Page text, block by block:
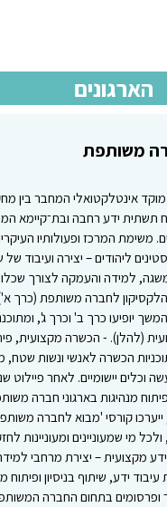
הארגונים
משותפת
אינטלקטואלי המחבר בין
תשתית ידע רחבה ובת־קיימא
משימת המרכז ופעולותיו
ליהודים – יצירה ועיבוד
למידה והעמקה לצורך
יופיעו כרך ב' וכרך ג',
(להלן). - הכשרה מקצועית,
הכשרה לאנשי ונשות שטח,
מנהיגות בארגוני חברה
בנוסף, ייערכו קורסי 'מבוא
מי שמעוניינים ומעוניינות
מקצועית – יצירת מרחבי
עיבוד ידע, שיתוף בניסיון
בתחום החברה